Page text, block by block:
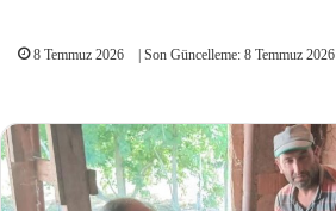
8 Temmuz 2026 | Son Güncelleme: 8 Temmuz 2026